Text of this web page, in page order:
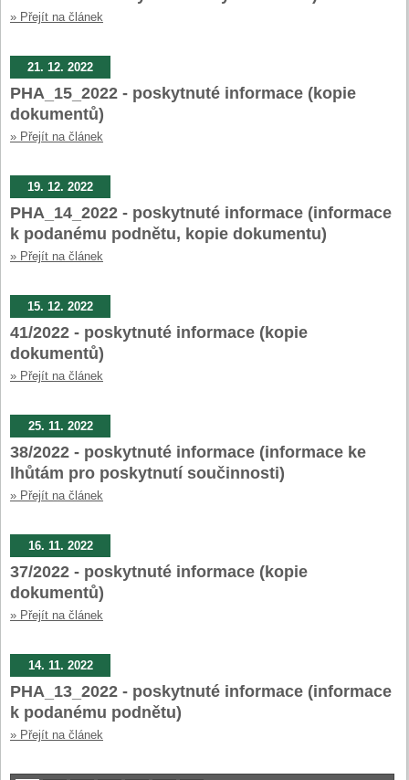
» Přejít na článek
21. 12. 2022
PHA_15_2022 - poskytnuté informace (kopie
dokumentů)
» Přejít na článek
19. 12. 2022
PHA_14_2022 - poskytnuté informace (informace
k podanému podnětu, kopie dokumentu)
» Přejít na článek
15. 12. 2022
41/2022 - poskytnuté informace (kopie
dokumentů)
» Přejít na článek
25. 11. 2022
38/2022 - poskytnuté informace (informace ke
lhůtám pro poskytnutí součinnosti)
» Přejít na článek
16. 11. 2022
37/2022 - poskytnuté informace (kopie
dokumentů)
» Přejít na článek
14. 11. 2022
PHA_13_2022 - poskytnuté informace (informace
k podanému podnětu)
» Přejít na článek